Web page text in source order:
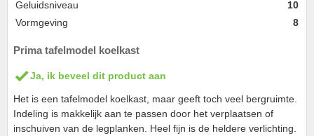
Geluidsniveau
10
Vormgeving
8
Prima tafelmodel koelkast
Ja, ik beveel dit product aan
Het is een tafelmodel koelkast, maar geeft toch veel bergruimte.
Indeling is makkelijk aan te passen door het verplaatsen of
inschuiven van de legplanken. Heel fijn is de heldere verlichting.